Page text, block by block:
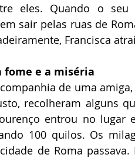
eles. Quando o
sair pelas ruas de
Francisca
fome e a miséria
de uma
recolheram alguns
entrou no
100 quilos. Os
de Roma